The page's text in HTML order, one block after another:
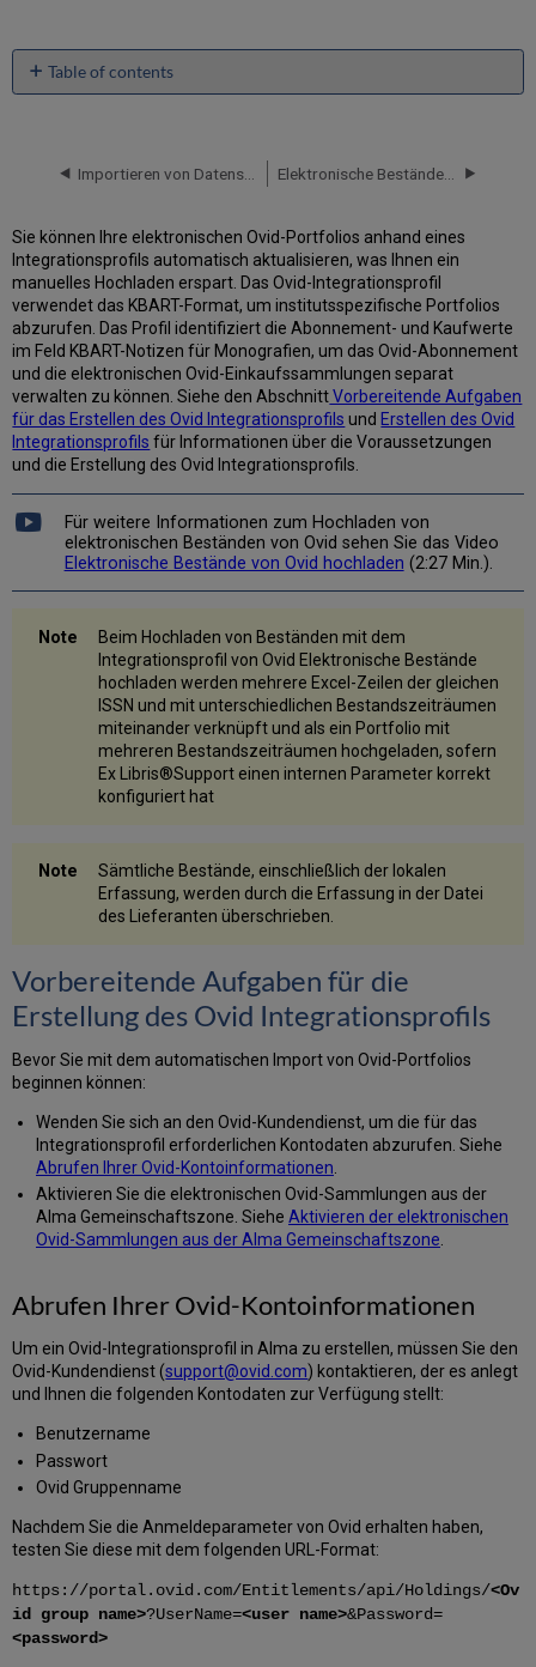
Table of contents
die
Ovid
Integrationsprofils
Abrufen
Ihrer
Ovid-
Kontoinformationen
Aktivieren
der
elektronischen
Ovid-
der
Alma
Gemeinschaftszone.
erstellen
Erhaltung
bisheriger
Erwerbungsdetails
Sie können Ihre elektronischen Ovid-Portfolios anhand eines
Integrationsprofils automatisch aktualisieren, was Ihnen ein
manuelles Hochladen erspart. Das Ovid-Integrationsprofil
verwendet das KBART-Format, um institutsspezifische Portfolios
abzurufen. Das Profil identifiziert die Abonnement- und Kaufwerte
im Feld KBART-Notizen für Monografien, um das Ovid-Abonnement
und die elektronischen Ovid-Einkaufssammlungen separat
verwalten zu können. Siehe den AbschnittVorbereitende Aufgaben
für das Erstellen des Ovid Integrationsprofils und Erstellen des Ovid
Integrationsprofils für Informationen über die Voraussetzungen
und die Erstellung des Ovid Integrationsprofils.
Für weitere Informationen zum Hochladen von
elektronischen Beständen von Ovid sehen Sie das Video
Elektronische Bestände von Ovid hochladen (2:27 Min.).
Beim Hochladen von Beständen mit dem
Integrationsprofil von Ovid Elektronische Bestände
hochladen werden mehrere Excel-Zeilen der gleichen
ISSN und mit unterschiedlichen Bestandszeiträumen
miteinander verknüpft und als ein Portfolio mit
mehreren Bestandszeiträumen hochgeladen, sofern
Ex Libris®Support einen internen Parameter korrekt
konfiguriert hat
Sämtliche Bestände, einschließlich der lokalen
Erfassung, werden durch die Erfassung in der Datei
des Lieferanten überschrieben.
Vorbereitende Aufgaben für die
Erstellung des Ovid Integrationsprofils
Bevor Sie mit dem automatischen Import von Ovid-Portfolios
beginnen können:
Wenden Sie sich an den Ovid-Kundendienst, um die für das
Integrationsprofil erforderlichen Kontodaten abzurufen. Siehe
Abrufen Ihrer Ovid-Kontoinformationen
Aktivieren Sie die elektronischen Ovid-Sammlungen aus der
Alma Gemeinschaftszone. Siehe Aktivieren der elektronischen
Ovid-Sammlungen aus der Alma Gemeinschaftszone.
Abrufen Ihrer Ovid-Kontoinformationen
Um ein Ovid-Integrationsprofil in Alma zu erstellen, müssen Sie den
Ovid-Kundendienst (support@ovid.com) kontaktieren, der es anlegt
und Ihnen die folgenden Kontodaten zur Verfügung stellt:
Benutzername
Passwort
Ovid Gruppenname
Nachdem Sie die Anmeldeparameter von Ovid erhalten haben,
testen Sie diese mit dem folgenden URL-Format:
https://portal.ovid.com/Entitlements/api/Holdings/<Ov
id group name>?UserName=<user name>&Password=
<password>